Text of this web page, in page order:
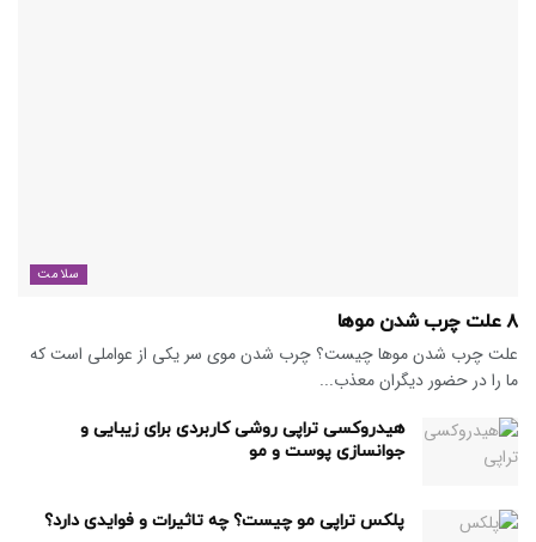
سلامت
۸ علت چرب شدن موها
علت چرب شدن موها چیست؟ چرب شدن موی سر یکی از عواملی است که
ما را در حضور دیگران معذب...
هیدروکسی تراپی روشی کاربردی برای زیبایی و
جوانسازی پوست و مو
پلکس تراپی مو چیست؟ چه تاثیرات و فوایدی دارد؟